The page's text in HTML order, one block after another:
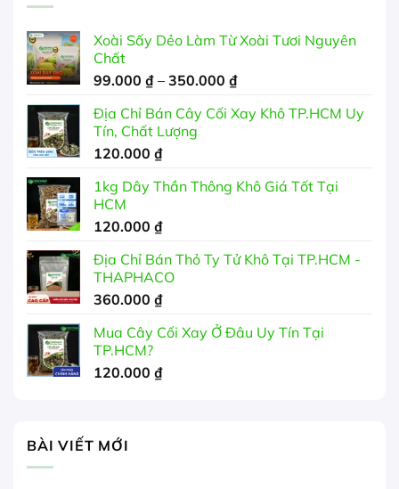
Xoài Sấy Dẻo Làm Từ Xoài Tươi Nguyên
Chất
99.000 ₫ – 350.000 ₫Khoảng
từ
Địa Chỉ Bán Cây Cối Xay Khô TP.HCM Uy
Tín, Chất Lượng
120.000 ₫
1kg Dây Thần Thông Khô Giá Tốt Tại
HCM
120.000 ₫
Địa Chỉ Bán Thỏ Ty Tử Khô Tại TP.HCM -
THAPHACO
360.000 ₫
Mua Cây Cối Xay Ở Đâu Uy Tín Tại
TP.HCM?
120.000 ₫
BÀI VIẾT MỚI